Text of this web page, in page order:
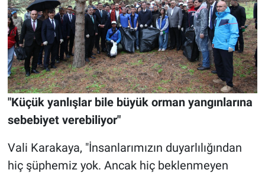
"Küçük yanlışlar bile büyük orman yangınlarına
sebebiyet verebiliyor"
Vali Karakaya, "İnsanlarımızın duyarlılığından
hiç şüphemiz yok. Ancak hiç beklenmeyen